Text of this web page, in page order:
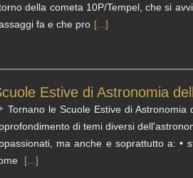
della cometa 10P/Tempel, che si
fa e che pro [...]
Estive di Astronomia
Tornano le Scuole Estive di
di temi diversi
ma anche e soprattutto a: •
[...]